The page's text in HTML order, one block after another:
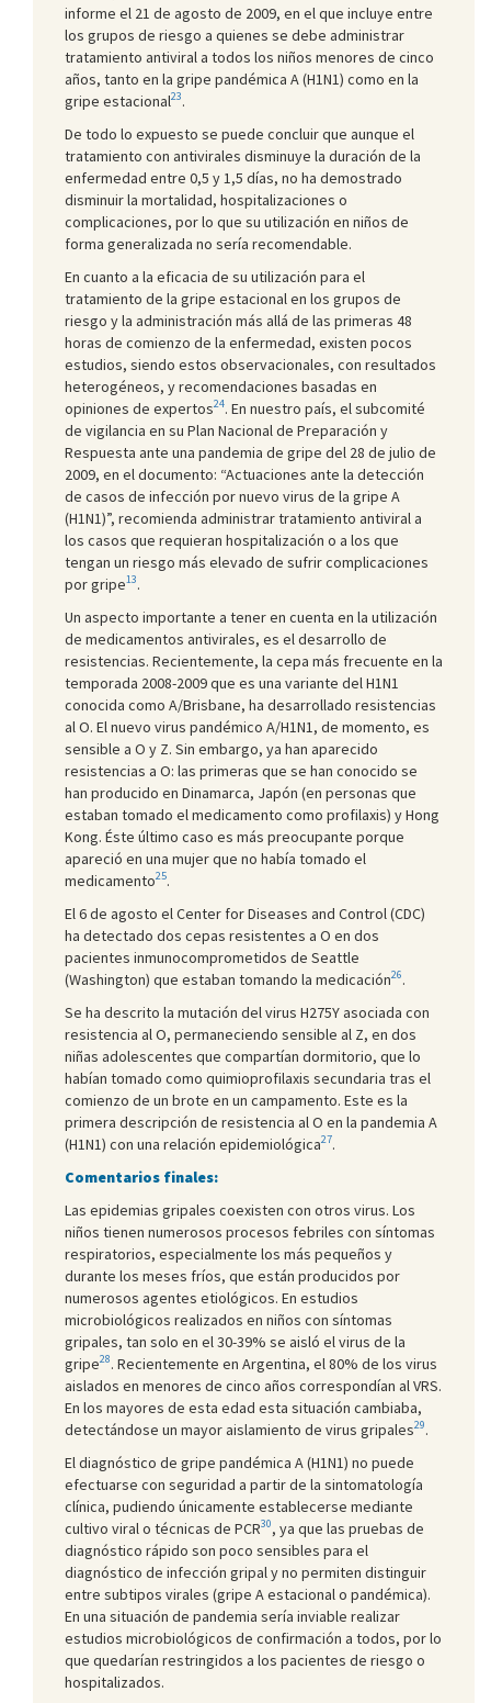
informe el 21 de agosto de 2009, en el que incluye entre
los grupos de riesgo a quienes se debe administrar
tratamiento antiviral a todos los niños menores de cinco
años, tanto en la gripe pandémica A (H1N1) como en la
gripe estacional23.
De todo lo expuesto se puede concluir que aunque el
tratamiento con antivirales disminuye la duración de la
enfermedad entre 0,5 y 1,5 días, no ha demostrado
disminuir la mortalidad, hospitalizaciones o
complicaciones, por lo que su utilización en niños de
forma generalizada no sería recomendable.
En cuanto a la eficacia de su utilización para el
tratamiento de la gripe estacional en los grupos de
riesgo y la administración más allá de las primeras 48
horas de comienzo de la enfermedad, existen pocos
estudios, siendo estos observacionales, con resultados
heterogéneos, y recomendaciones basadas en
opiniones de expertos24. En nuestro país, el subcomité
de vigilancia en su Plan Nacional de Preparación y
Respuesta ante una pandemia de gripe del 28 de julio de
2009, en el documento: “Actuaciones ante la detección
de casos de infección por nuevo virus de la gripe A
(H1N1)”, recomienda administrar tratamiento antiviral a
los casos que requieran hospitalización o a los que
tengan un riesgo más elevado de sufrir complicaciones
por gripe13.
Un aspecto importante a tener en cuenta en la utilización
de medicamentos antivirales, es el desarrollo de
resistencias. Recientemente, la cepa más frecuente en la
temporada 2008-2009 que es una variante del H1N1
conocida como A/Brisbane, ha desarrollado resistencias
al O. El nuevo virus pandémico A/H1N1, de momento, es
sensible a O y Z. Sin embargo, ya han aparecido
resistencias a O: las primeras que se han conocido se
han producido en Dinamarca, Japón (en personas que
estaban tomado el medicamento como profilaxis) y Hong
Kong. Éste último caso es más preocupante porque
apareció en una mujer que no había tomado el
medicamento25.
El 6 de agosto el Center for Diseases and Control (CDC)
ha detectado dos cepas resistentes a O en dos
pacientes inmunocomprometidos de Seattle
(Washington) que estaban tomando la medicación26.
Se ha descrito la mutación del virus H275Y asociada con
resistencia al O, permaneciendo sensible al Z, en dos
niñas adolescentes que compartían dormitorio, que lo
habían tomado como quimioprofilaxis secundaria tras el
comienzo de un brote en un campamento. Este es la
primera descripción de resistencia al O en la pandemia A
(H1N1) con una relación epidemiológica27.
Comentarios finales:
Las epidemias gripales coexisten con otros virus. Los
niños tienen numerosos procesos febriles con síntomas
respiratorios, especialmente los más pequeños y
durante los meses fríos, que están producidos por
numerosos agentes etiológicos. En estudios
microbiológicos realizados en niños con síntomas
gripales, tan solo en el 30-39% se aisló el virus de la
gripe28. Recientemente en Argentina, el 80% de los virus
aislados en menores de cinco años correspondían al VRS.
En los mayores de esta edad esta situación cambiaba,
detectándose un mayor aislamiento de virus gripales29.
El diagnóstico de gripe pandémica A (H1N1) no puede
efectuarse con seguridad a partir de la sintomatología
clínica, pudiendo únicamente establecerse mediante
cultivo viral o técnicas de PCR30, ya que las pruebas de
diagnóstico rápido son poco sensibles para el
diagnóstico de infección gripal y no permiten distinguir
entre subtipos virales (gripe A estacional o pandémica).
En una situación de pandemia sería inviable realizar
estudios microbiológicos de confirmación a todos, por lo
que quedarían restringidos a los pacientes de riesgo o
hospitalizados.